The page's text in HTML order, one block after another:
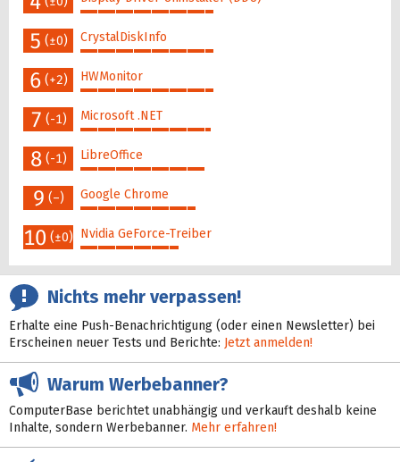
45%
5 (±0) CrystalDiskInfo
45%
6 (+2) HWMonitor
45%
7 (-1) Microsoft .NET
44%
8 (-1) LibreOffice
42%
9 (–) Google Chrome
39%
10 (±0) Nvidia GeForce-Treiber
33%
Nichts mehr verpassen!
Erhalte eine Push-Benachrichtigung (oder einen Newsletter) bei
Erscheinen neuer Tests und Berichte: Jetzt anmelden!
Warum Werbebanner?
ComputerBase berichtet unabhängig und verkauft deshalb keine
Inhalte, sondern Werbebanner. Mehr erfahren!